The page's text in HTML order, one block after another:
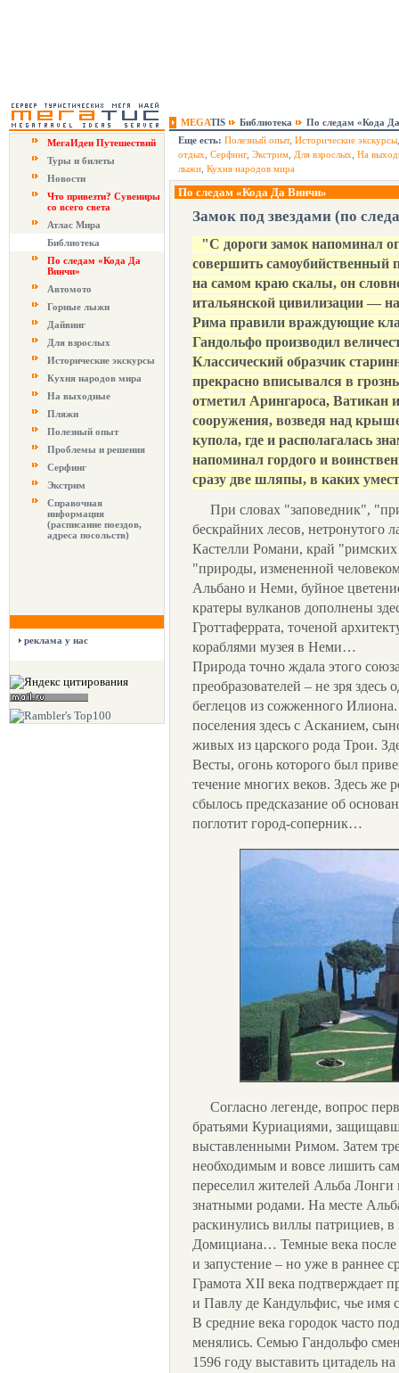
MEGATIS Библиотека
По следам «Кода
МегаИдеи Путешествий
Туры и билеты
Новости
Что привезти? Сувениры
со всего света
Атлас Мира
Библиотека
По следам «Кода Да
Винчи»
Автомото
Горные лыжи
Дайвинг
Для взрослых
Исторические экскурсы
Кухня народов мира
На выходные
Пляжи
Полезный опыт
Проблемы и решения
Серфинг
Экстрим
Справочная
информация
(расписание поездов,
адреса посольств)
реклама у нас
Еще есть: Полезный опыт, Исторические экскурсы
отдых Серфинг, Экстрим Для взрослых На
лыжи Кухня народов мира
По следам «Кода Да Винчи»
Замок под звездами (по
"С дороги замок напоминал
совершить
на самом краю скалы, он
итальянской цивилизации —
Рима правили враждующие
Гандольфо производил
Классический образчик
прекрасно вписывался в
отметил Арингароса, Ватикан
сооружения, возведя над
купола, где и располагалась
напоминал гордого и
сразу две шляпы, в каких
При словах "заповедник",
бескрайних лесов, нетронутого
Кастелли Романи, край
"природы, измененной
Альбано и Неми, буйное
кратеры вулканов дополнены
Гроттаферрата, точеной
кораблями музея в Неми…
Природа точно ждала этого
преобразователей – не зря
беглецов из сожженного
поселения здесь с Асканием,
живых из царского рода Трои.
Весты, огонь которого был
течение многих веков. Здесь же
сбылось предсказание об
поглотит город-соперник…
Согласно легенде, вопрос
братьями Куриациями,
выставленными Римом. Затем
необходимым и вовсе лишить
переселил жителей Альба
знатными родами. На месте
раскинулись виллы патрициев,
Домициана… Темные века после
и запустение – но уже в раннее
Грамота XII века подтверждает
и Павлу де Кандульфис, чье имя
В средние века городок часто
менялись. Семью Гандольфо
1596 году выставить цитадель